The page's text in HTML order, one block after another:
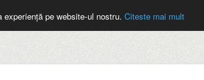
pe website-ul nostru. Citeste mai mult